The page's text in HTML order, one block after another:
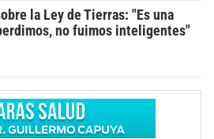
la Ley de Tierras: "Es una
no fuimos inteligentes"